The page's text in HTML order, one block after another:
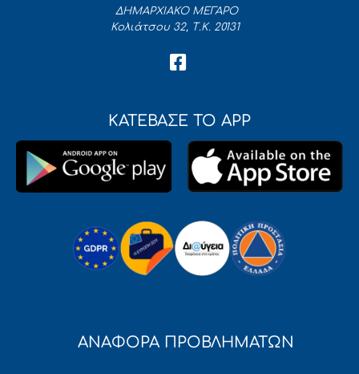
ΔΗΜΑΡΧΙΑΚΟ ΜΕΓΑΡΟ
Κολιάτσου 32, Τ.Κ. 20131
ΚΑΤΕΒΑΣΕ ΤΟ APP
ΑΝΑΦΟΡΑ ΠΡΟΒΛΗΜΑΤΩΝ